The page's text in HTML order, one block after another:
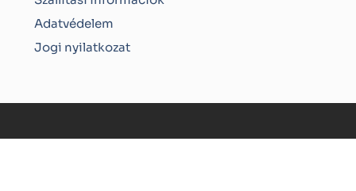
Adatvédelem
Jogi nyilatkozat